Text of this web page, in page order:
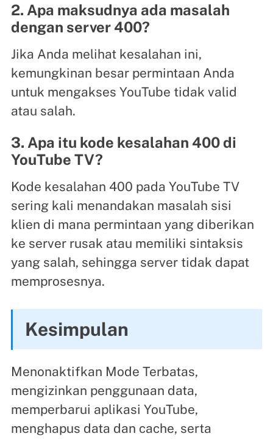
2. Apa maksudnya ada masalah
dengan server 400?
Jika Anda melihat kesalahan ini,
kemungkinan besar permintaan Anda
untuk mengakses YouTube tidak valid
atau salah.
3. Apa itu kode kesalahan 400 di
YouTube TV?
Kode kesalahan 400 pada YouTube TV
sering kali menandakan masalah sisi
klien di mana permintaan yang diberikan
ke server rusak atau memiliki sintaksis
yang salah, sehingga server tidak dapat
memprosesnya.
Kesimpulan
Menonaktifkan Mode Terbatas,
mengizinkan penggunaan data,
memperbarui aplikasi YouTube,
menghapus data dan cache, serta